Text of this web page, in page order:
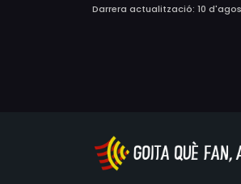
transparent i honesta contra
Darrera actualització: 10